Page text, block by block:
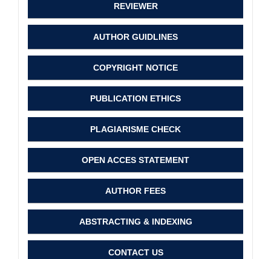
REVIEWER
AUTHOR GUIDLINES
COPYRIGHT NOTICE
PUBLICATION ETHICS
PLAGIARISME CHECK
OPEN ACCES STATEMENT
AUTHOR FEES
ABSTRACTING & INDEXING
CONTACT US